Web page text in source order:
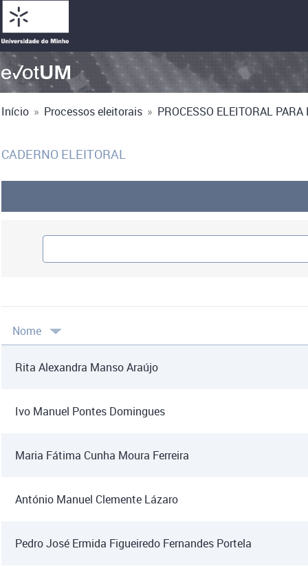
Início » Processos eleitorais » PROCESSO ELEITORAL
CADERNO ELEITORAL
Nome
Rita Alexandra Manso Araújo
Ivo Manuel Pontes Domingues
Maria Fátima Cunha Moura Ferreira
António Manuel Clemente Lázaro
Pedro José Ermida Figueiredo Fernandes Portela